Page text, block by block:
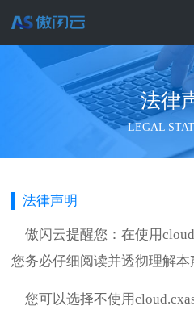
法律
LEGAL
法律声明
傲闪云提醒您：在使用
您务必仔细阅读并透彻理解本
您可以选择不使用